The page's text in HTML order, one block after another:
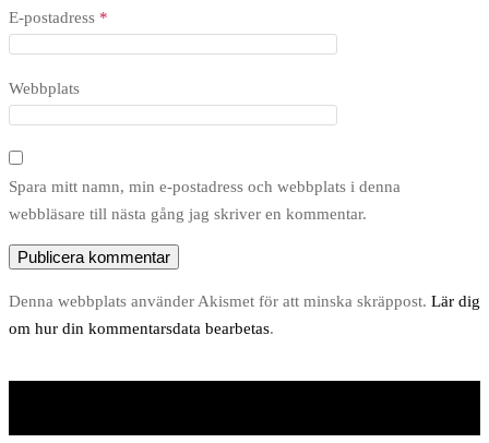
E-postadress *
Webbplats
Spara mitt namn, min e-postadress och webbplats i denna
webbläsare till nästa gång jag skriver en kommentar.
Denna webbplats använder Akismet för att minska skräppost. Lär dig
om hur din kommentarsdata bearbetas.